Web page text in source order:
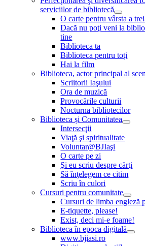
serviciilor de bibliotecă
O carte pentru vârsta a
Dacă nu poţi veni la
tine
Biblioteca ta
Biblioteca pentru toţi
Hai la film
Biblioteca, actor principal al
Scriitorii Iaşului
Ora de muzică
Provocările culturii
Nocturna bibliotecilor
Biblioteca și Comunitatea
Intersecţii
Viaţă şi spiritualitate
Voluntar@BJIaşi
O carte pe zi
Şi eu scriu despre cărţi
Să înţelegem ce citim
Scriu în culori
Cursuri pentru comunitate
Cursuri de limba engleză
E-tiquette, please!
Exist, deci mi-e foame!
Biblioteca în epoca digitală
www.bjiasi.ro